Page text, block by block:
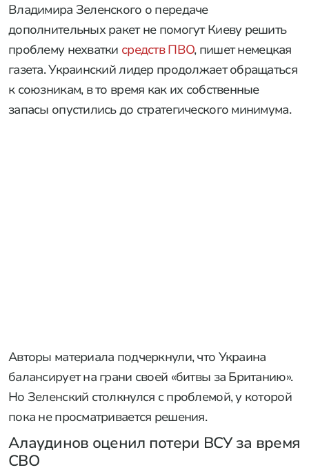
Владимира Зеленского о передаче
дополнительных ракет не помогут Киеву решить
проблему нехватки средств ПВО, пишет немецкая
газета. Украинский лидер продолжает обращаться
к союзникам, в то время как их собственные
запасы опустились до стратегического минимума.
Авторы материала подчеркнули, что Украина
балансирует на грани своей «битвы за Британию».
Но Зеленский столкнулся с проблемой, у которой
пока не просматривается решения.
Алаудинов оценил потери ВСУ за время
СВО